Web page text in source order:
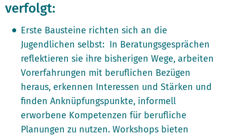
verfolgt:
Erste Bausteine richten sich an die
Jugendlichen selbst: In Beratungsgesprächen
reflektieren sie ihre bisherigen Wege, arbeiten
Vorerfahrungen mit beruflichen Bezügen
heraus, erkennen Interessen und Stärken und
finden Anknüpfungspunkte, informell
erworbene Kompetenzen für berufliche
Planungen zu nutzen. Workshops bieten